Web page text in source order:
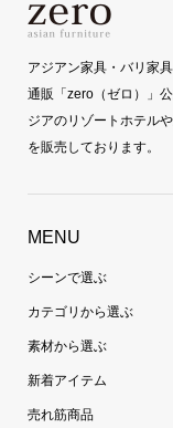
アジアン家具・バリ家
通販「zero（ゼロ）」
ジアのリゾートホテル
を販売しております。
MENU
シーンで選ぶ
カテゴリから選ぶ
素材から選ぶ
新着アイテム
売れ筋商品